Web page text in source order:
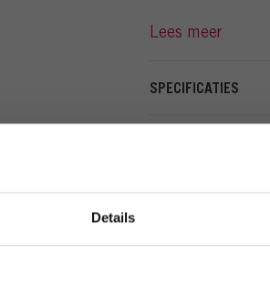
Details
SPECIFICATIES